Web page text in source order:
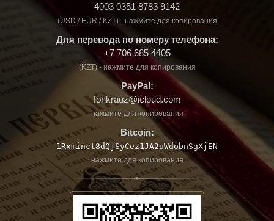
4003 0351 8783 9142
(USD / EUR / KZT) - нажмите для копирования
Для перевода по номеру телефона:
+7 706 685 4405
(KZT) - нажмите для копирования
PayPal:
fonkrauz@icloud.com
нажмите для копирования
Bitcoin:
1Rxminct8dQjSyCez1JA2uWdobnSgXjEN
нажмите для копирования
❧